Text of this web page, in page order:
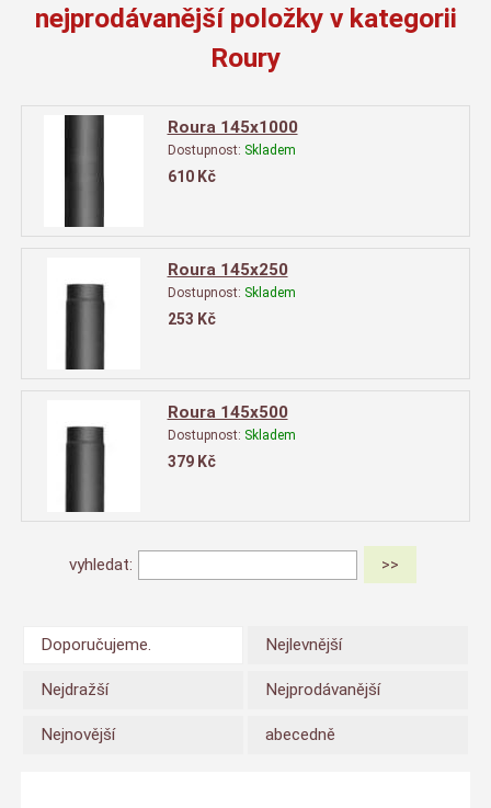
nejprodávanější položky v kategorii
Roury
Roura 145x1000
Dostupnost: Skladem
610 Kč
Roura 145x250
Dostupnost: Skladem
253 Kč
Roura 145x500
Dostupnost: Skladem
379 Kč
vyhledat:
Doporučujeme. Nejlevnější
Nejdražší Nejprodávanější
Nejnovější abecedně